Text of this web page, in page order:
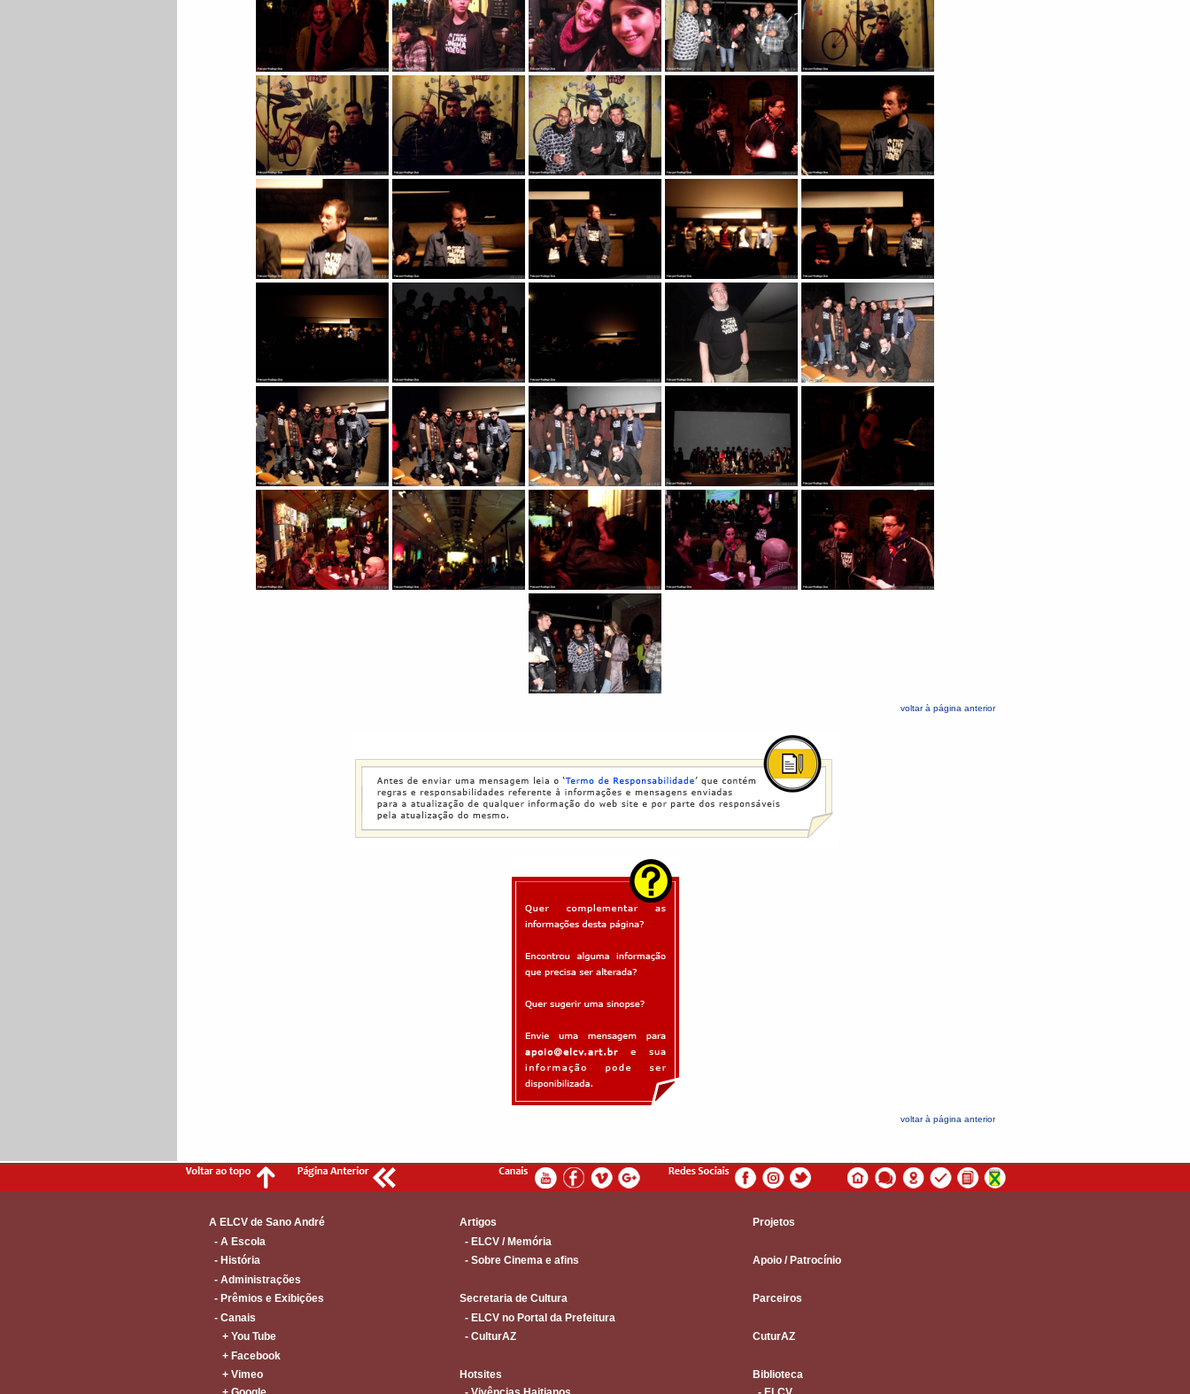
voltar à página anterior
voltar à página anterior
A ELCV de Sano André Artigos
Projetos
- A Escola
- ELCV / Memória
- História
- Sobre Cinema e afins
Apoio / Patrocínio
- Administrações
- Prêmios e Exibições
Secretaria de Cultura
Parceiros
- Canais
- ELCV no Portal da Prefeitura
+ You Tube
- CulturAZ
CuturAZ
+ Facebook
+ Vimeo
Hotsites
Biblioteca